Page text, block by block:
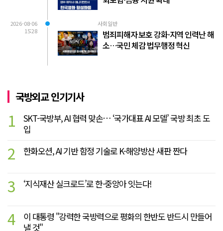
2026-08-06
15:28
사회일반
범죄피해자 보호 강화·지역 인력난 해
소…국민 체감 법무행정 혁신
국방외교 인기기사
1
SKT-국방부, AI 협력 맞손… ‘국가대표 AI 모델’ 국방 최초 도
입
2 한화오션, AI 기반 함정 기술로 K-해양방산 새판 짠다
3 ‘지식재산 실크로드’로 한-중앙아 잇는다!
4
이 대통령 "강력한 국방력으로 평화의 한반도 반드시 만들어
낼 것"